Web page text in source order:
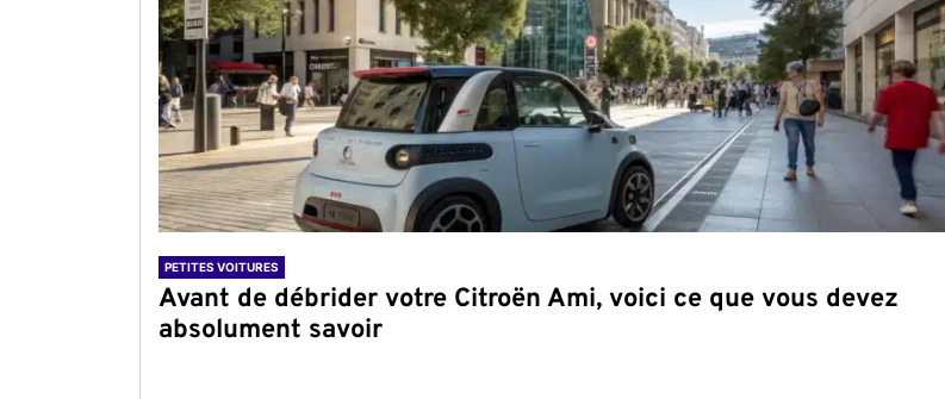
PETITES VOITURES
Avant de débrider votre Citroën Ami, voici ce que vous devez
absolument savoir